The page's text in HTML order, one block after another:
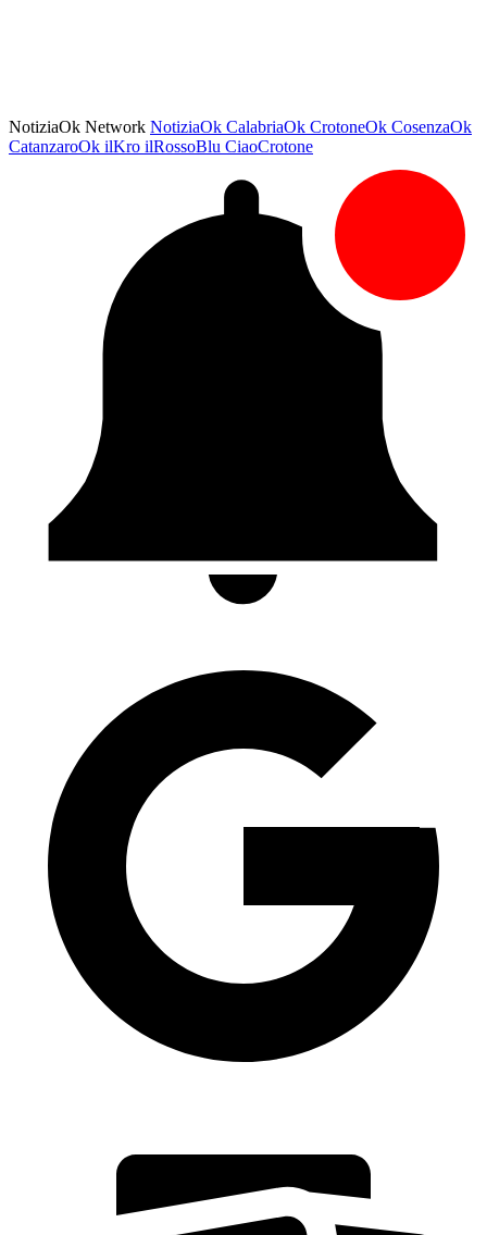
NotiziaOk Network NotiziaOk CalabriaOk CrotoneOk CosenzaOk
CatanzaroOk ilKro ilRossoBlu CiaoCrotone